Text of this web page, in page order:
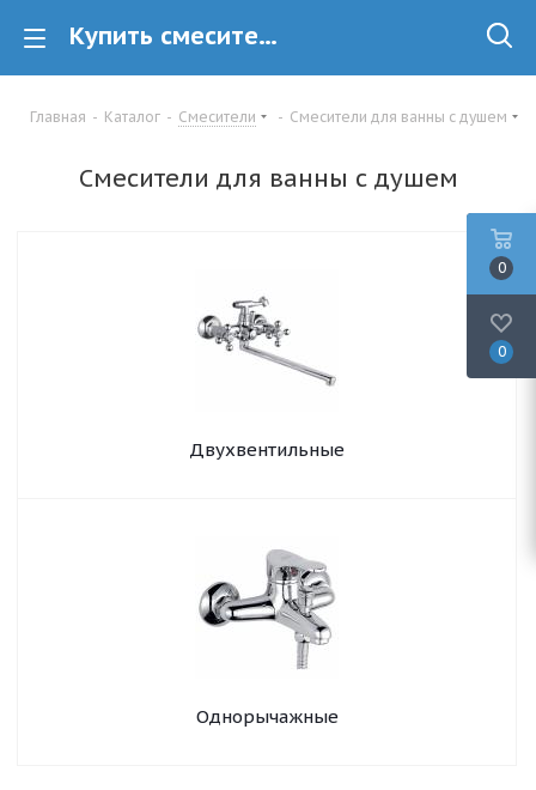
Купить смесители для ванны с душем в минске - ledeme.by
Главная - Каталог - Смесители - Смесители для ванны с душем
Смесители для ванны с душем
Двухвентильные
Однорычажные
0
0